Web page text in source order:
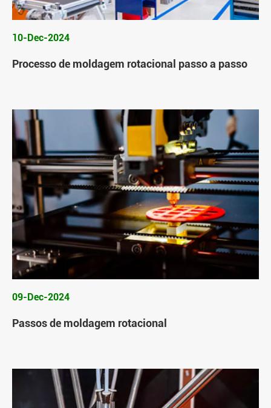
10-Dec-2024
Processo de moldagem rotacional passo a passo
09-Dec-2024
Passos de moldagem rotacional